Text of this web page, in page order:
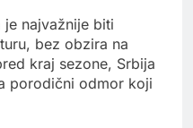
najvažnije biti
bez obzira na
kraj sezone, Srbija
porodični odmor koji